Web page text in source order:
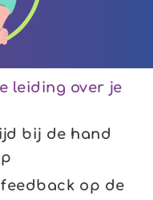
leiding over je
bij de hand
op de